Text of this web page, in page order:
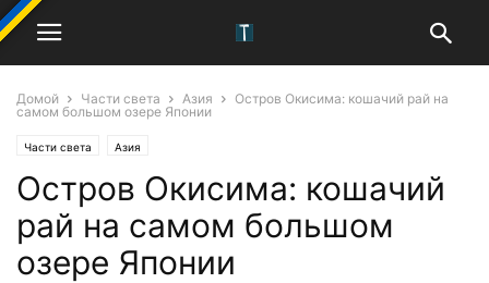
Домой Части света Азия
Остров Окисима: кошачий рай на
самом большом озере Японии
Части света Азия
Остров Окисима: кошачий
рай на самом большом
озере Японии